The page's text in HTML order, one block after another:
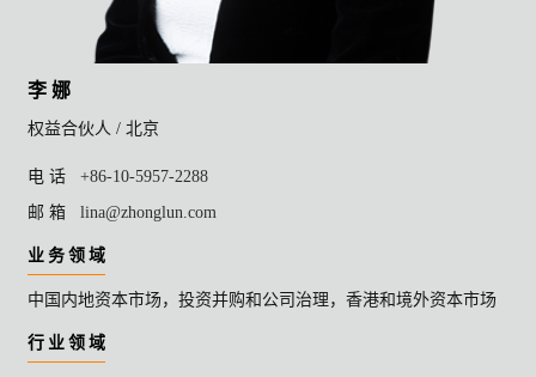
李 娜
权益合伙人 /北京
电 话
+86-10-5957-2288
邮 箱
lina@zhonglun.com
业 务 领 域
中国内地资本市场，投资并购和公司治理，香港和境外资本市场
行 业 领 域